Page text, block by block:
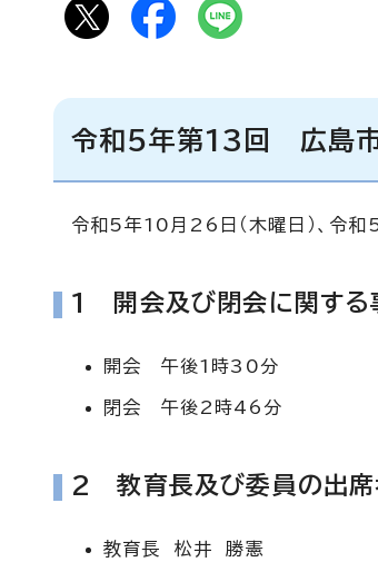
令和5年第13回 広島市
令和5年10月26日（木曜日）、令和
1 開会及び閉会に関する
開会 午後1時30分
閉会 午後2時46分
2 教育長及び委員の出席
教育長 松井 勝憲